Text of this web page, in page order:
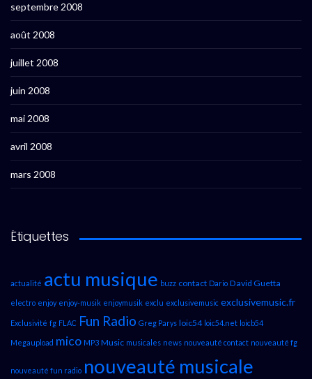
septembre 2008
août 2008
juillet 2008
juin 2008
mai 2008
avril 2008
mars 2008
Étiquettes
actualité actu musique buzz contact Dario David Guetta
electro enjoy enjoy-musik enjoymusik exclu exclusivemusic exclusivemusic.fr
Exclusivité fg FLAC Fun Radio Greg Parys loic54 loic54.net loicb54
Megaupload mico MP3 Music musicales news nouveauté contact nouveauté fg
nouveauté fun radio nouveauté musicale